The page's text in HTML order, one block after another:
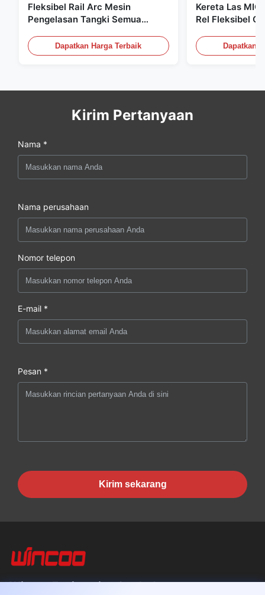
Fleksibel Rail Arc Mesin
Pengelasan Tangki Semua
PengelasanDapatkan Harga Terbaik
Kereta Las MIG
Rel Fleksibel
TekananDapatkan
Kirim Pertanyaan
Nama *
Nama perusahaan
Nomor telepon
E-mail *
Pesan *
Kirim sekarang
Wincoo Engineering Co., Ltd.